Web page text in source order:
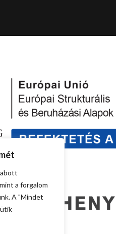
a forgalom
A "Mindet